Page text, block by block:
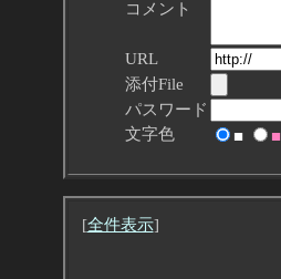
コメント
URL
添付File
パスワード
文字色
■ ■
[全件表示]